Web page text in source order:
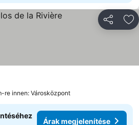
re innen: Városközpont
Árak megjelenítése